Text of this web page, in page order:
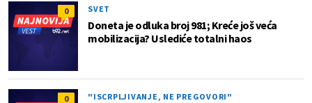
0 SVET
Doneta je odluka broj 981; Kreće još veća
mobilizacija? Uslediće totalni haos
0 "ISCRPLJIVANJE, NE PREGOVORI"